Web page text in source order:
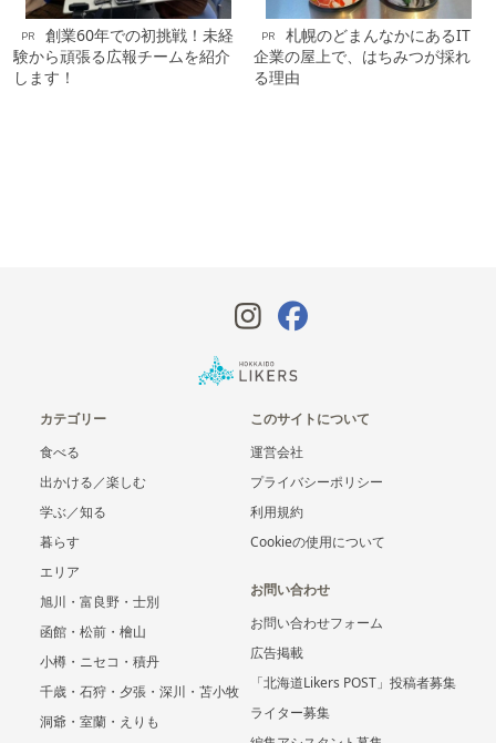
PR
創業60年での初挑戦！未経
験から頑張る広報チームを紹介
します！
PR
札幌のどまんなかにあるIT
企業の屋上で、はちみつが採れ
る理由
カテゴリー
食べる
出かける／楽しむ
学ぶ／知る
暮らす
エリア
旭川・富良野・士別
函館・松前・檜山
小樽・ニセコ・積丹
千歳・石狩・夕張・深川・苫小牧
洞爺・室蘭・えりも
このサイトについて
運営会社
プライバシーポリシー
利用規約
Cookieの使用について
お問い合わせ
お問い合わせフォーム
広告掲載
「北海道Likers POST」投稿者募集
ライター募集